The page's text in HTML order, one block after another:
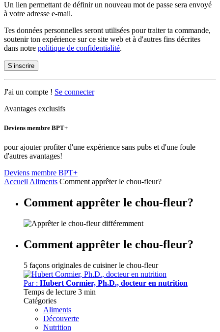
Un lien permettant de définir un nouveau mot de passe sera envoyé
à votre adresse e-mail.
Tes données personnelles seront utilisées pour traiter ta commande,
soutenir ton expérience sur ce site web et à d'autres fins décrites
dans notre politique de confidentialité.
S’inscrire
J'ai un compte ! Se connecter
Avantages exclusifs
Deviens membre BPT+
pour ajouter profiter d'une expérience sans pubs et d'une foule
d'autres avantages!
Deviens membre BPT+
Accueil Aliments Comment apprêter le chou-fleur?
Comment apprêter le chou-fleur?
Comment apprêter le chou-fleur?
5 façons originales de cuisiner le chou-fleur
Par : Hubert Cormier, Ph.D., docteur en nutrition
Temps de lecture 3 min
Catégories
Aliments
Découverte
Nutrition